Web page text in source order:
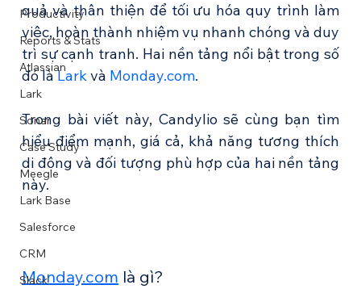
Productivity
Reports & Stats
Atlassian
Lark
Sonar
Case Study
Meegle
Lark Base
Salesforce
CRM
Slack
quả và thân thiện để tối ưu hóa quy trình làm
việc, hoàn thành nhiệm vụ nhanh chóng và duy
trì sự cạnh tranh. Hai nền tảng nổi bật trong số
đó là Lark và Monday.com.
Trong bài viết này, Candylio sẽ cùng bạn tìm
hiểu điểm mạnh, giá cả, khả năng tương thích
di động và đối tượng phù hợp của hai nền tảng
này.
Monday.com là gì?